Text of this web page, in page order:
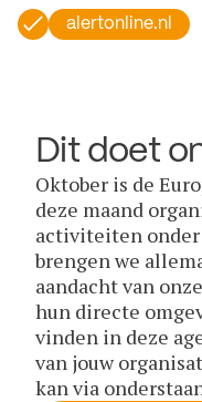
alertonline.nl
Dit doet
Oktober is de
deze maand
activiteiten onder
brengen we
aandacht van
hun directe
vinden in deze
van jouw
kan via